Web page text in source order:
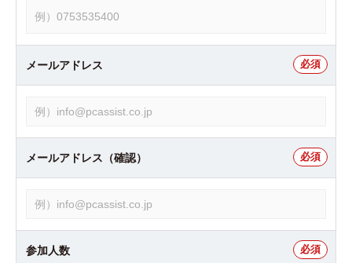
メールアドレス
メールアドレス（確認）
参加人数